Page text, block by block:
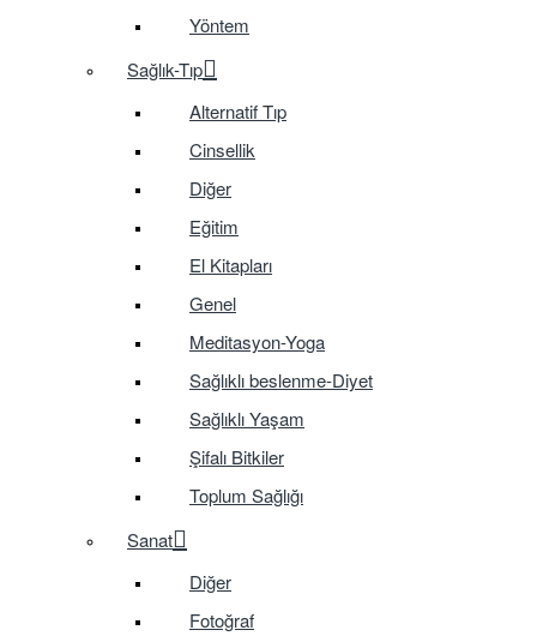
Yöntem
Sağlık-Tıp
Alternatif Tıp
Cinsellik
Diğer
Eğitim
El Kitapları
Genel
Meditasyon-Yoga
Sağlıklı beslenme-Diyet
Sağlıklı Yaşam
Şifalı Bitkiler
Toplum Sağlığı
Sanat
Diğer
Fotoğraf